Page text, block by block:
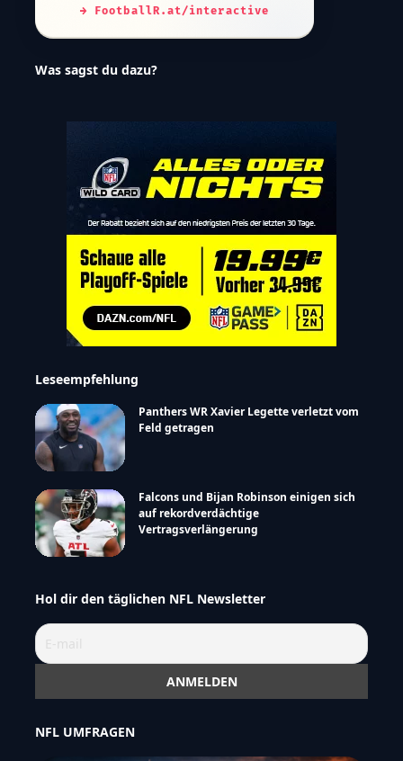
→ FootballR.at/interactive
Was sagst du dazu?
Leseempfehlung
Panthers WR Xavier Legette verletzt vom
Feld getragen
Falcons und Bijan Robinson einigen sich
auf rekordverdächtige
Vertragsverlängerung
Hol dir den täglichen NFL Newsletter
NFL UMFRAGEN